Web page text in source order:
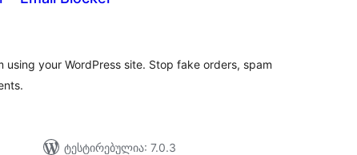
your WordPress site. Stop fake orders, spam
ტესტირებულია: 7.0.3